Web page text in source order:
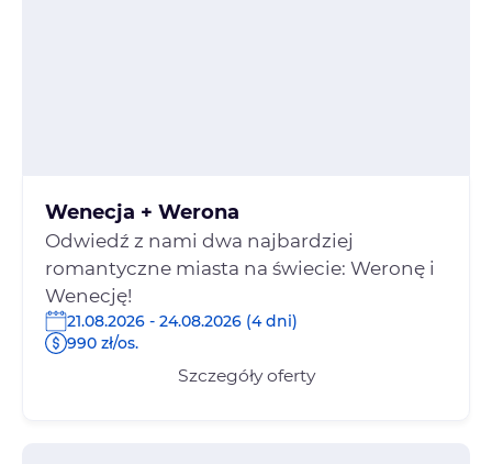
Wenecja + Werona
Odwiedź z nami dwa najbardziej
romantyczne miasta na świecie: Weronę i
Wenecję!
21.08.2026 - 24.08.2026 (4 dni)
990 zł/os.
Szczegóły oferty